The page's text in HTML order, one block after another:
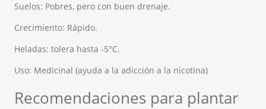
Suelos: Pobres, pero con buen drenaje.
Crecimiento: Rápido.
Heladas: tolera hasta -5°C.
Uso: Medicinal (ayuda a la adicción a la nicotina)
Recomendaciones para plantar